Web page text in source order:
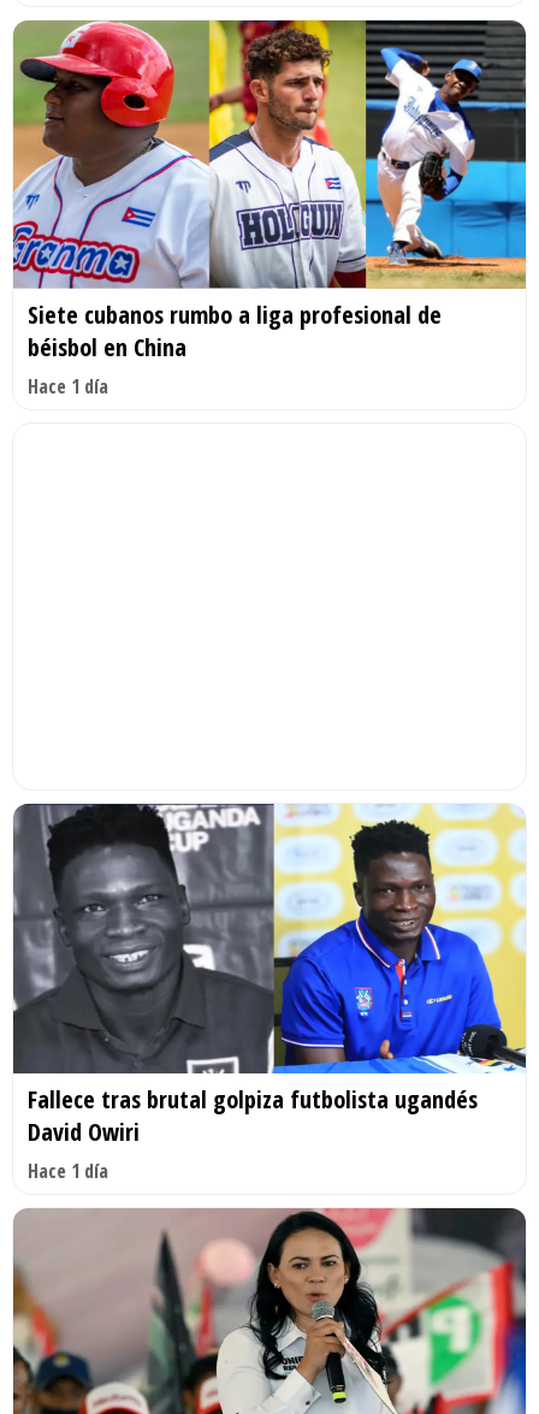
Siete cubanos rumbo a liga profesional de
béisbol en China
Hace 1 día
Fallece tras brutal golpiza futbolista ugandés
David Owiri
Hace 1 día